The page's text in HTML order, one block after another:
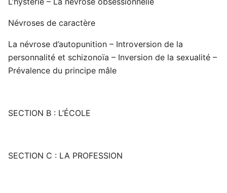
Névroses de caractère
La névrose d’autopunition – Introversion de la
personnalité et schizonoïa – Inversion de la sexualité –
Prévalence du principe mâle
SECTION B : L’ÉCOLE
SECTION C : LA PROFESSION